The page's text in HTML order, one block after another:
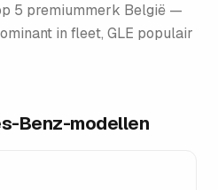
5 premiummerk België —
in fleet, GLE populair
Benz-modellen